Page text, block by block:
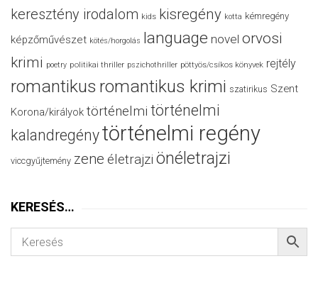
keresztény irodalom kids kisregény kotta kémregény
képzőművészet kötés/horgolás language novel orvosi
krimi poetry politikai thriller pszichothriller pöttyös/csíkos könyvek rejtély
romantikus romantikus krimi szatirikus Szent
Korona/királyok történelmi történelmi
kalandregénytörténelmi regény
viccgyűjtemény zene életrajzi önéletrajzi
KERESÉS…